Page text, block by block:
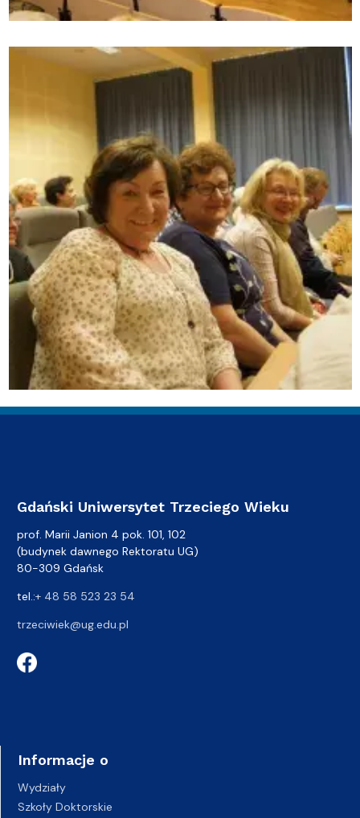
Gdański Uniwersytet Trzeciego Wieku
prof. Marii Janion 4 pok. 101, 102
(budynek dawnego Rektoratu UG)
80-309 Gdańsk
tel.:+ 48 58 523 23 54
trzeciwiek@ug.edu.pl
Informacje o
Wydziały
Szkoły Doktorskie